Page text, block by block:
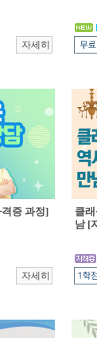
증 과정]
클
남 [